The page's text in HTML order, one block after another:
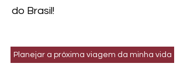
do Brasil!
Planejar a próxima viagem da minha vida